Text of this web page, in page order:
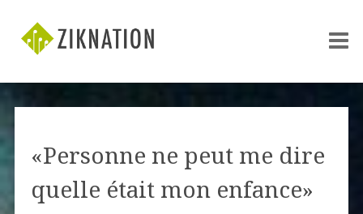
«Personne ne peut me dire
quelle était mon enfance»